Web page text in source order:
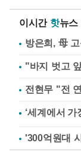
이시간 핫뉴스
방은희, 母
"바지 벗고
전현무 "전
'300억원대